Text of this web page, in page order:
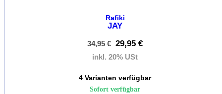
Rafiki
JAY
34,95€ 29,95 €
inkl. 20% USt
4 Varianten verfügbar
Sofort verfügbar